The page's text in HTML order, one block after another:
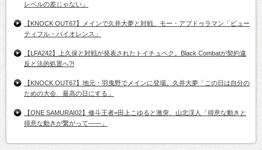
レベルの差じゃない」
【KNOCK OUT67】メインで久井大夢と対戦、モー・アブドゥラマン「ビュー
ティフル・バイオレンス」
【LFA242】上久保と対戦が発表されたトイチュベク。Black Combatが契約違
反と法的処置へ?!
【KNOCK OUT67】地元・羽曳野でメインに登場。久井大夢「この日は自分の
ための大会、最高の日にする」
【ONE SAMURAI02】修斗王者=田上こゆると激突、山北渓人「得意な動きと
得意な動きが繋がって――」